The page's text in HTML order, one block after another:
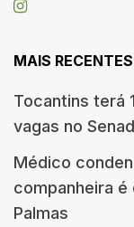
MAIS RECENTES
Tocantins terá
vagas no
Médico
companheira
Palmas